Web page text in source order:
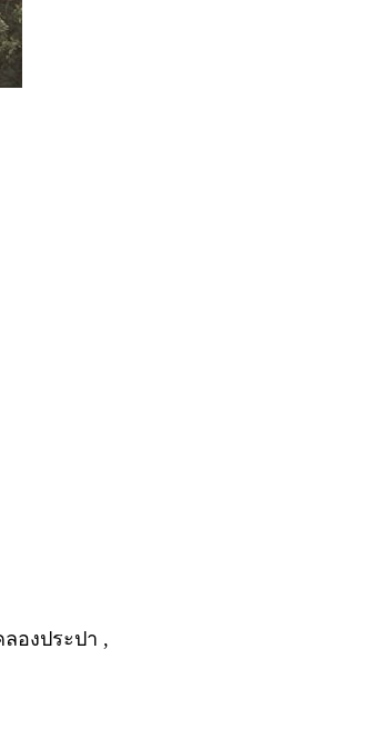
องประปา ,